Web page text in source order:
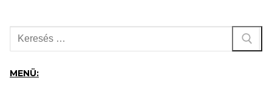
Keresése:
MENÜ: